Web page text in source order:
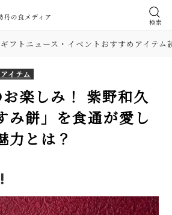
検索
フト ニュース・イベントおすすめアイテム
イテム
楽しみ！ 紫野和久
み餅」を食通が愛し
力とは？